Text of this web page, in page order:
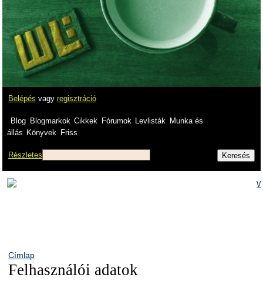
Belépés vagy regisztráció
Blog Blogmarkok Cikkek Fórumok Levlisták
Munka és
állás Könyvek Friss
Részletes
Címlap
Felhasználói adatok